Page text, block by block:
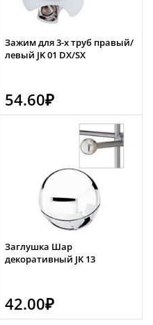
Зажим для 3-х труб правый/
левый JK 01 DX/SX
54.60₽
Заглушка Шар
декоративный JK 13
42.00₽